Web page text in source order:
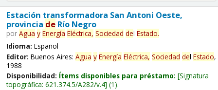
Estación transformadora San Antoni Oeste,
provincia deRío Negro
por Agua y Energía Eléctrica, Sociedad del Estado.
Idioma: Español
Editor: Buenos Aires: Agua y Energía Eléctrica, Sociedad del Estado,
1988
Disponibilidad: Ítems disponibles para préstamo: Signatura
topográfica: 621.374.5/A282/v.4 (1).